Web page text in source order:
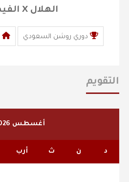
الهلال X الفيصلي
دوري روشن السعودي
التقويم
أغسطس 2026
د ن ث أرب